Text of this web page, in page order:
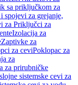
sa priključkom za
spojevi za grejanje,
za Priključci za
Izolacija za
Zaptivke za
za ceviPoklopac za
za
za prirubničke
sistemske cevi za